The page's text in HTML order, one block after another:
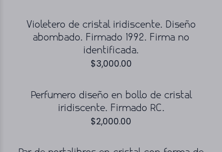
Violetero de cristal iridiscente. Diseño
abombado. Firmado 1992. Firma no
identificada.
$3,000.00
Perfumero diseño en bollo de cristal
iridiscente. Firmado RC.
$2,000.00